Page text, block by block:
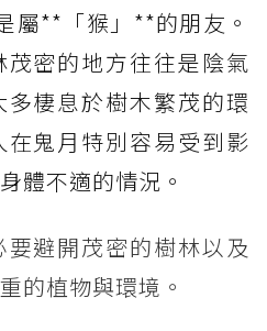
屬**「猴」**的朋友。
密的地方往往是陰氣
棲息於樹木繁茂的環
鬼月特別容易受到影
體不適的情況。
避開茂密的樹林以及
的植物與環境。